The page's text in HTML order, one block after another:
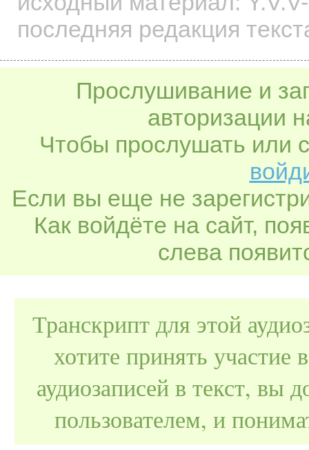
последняя редакция
Прослушивание и
авторизации
Чтобы прослушать или
Если вы еще не
Как войдёте на сайт,
слева
Транскрипт для этой
хотите принять
аудиозаписей в текст, вы
пользователем, и